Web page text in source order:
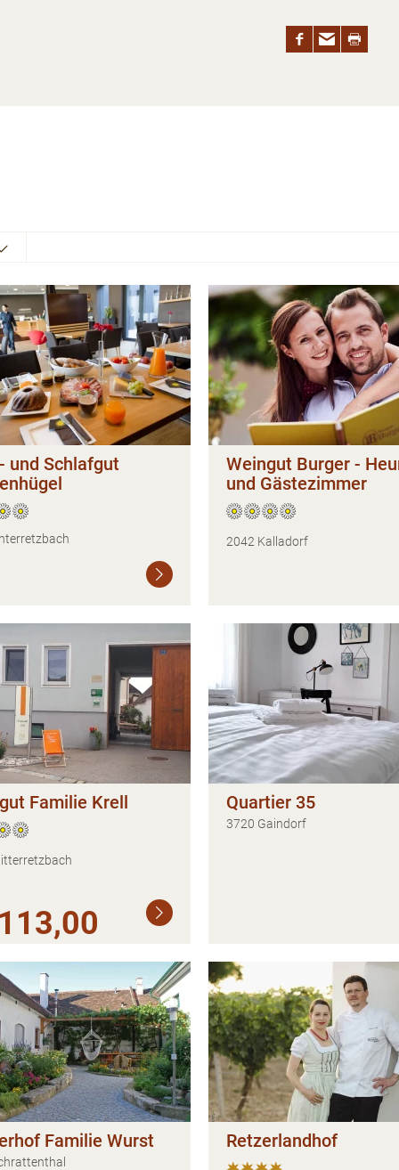
und Schlafgut
Weingut Burger -
und Gästezimmer
2042 Kalladorf
Familie Krell Quartier 35
3720 Gaindorf
Familie Wurst Retzerlandhof